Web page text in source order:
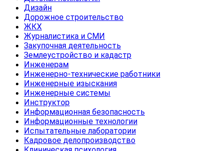
Дизайн
Дорожное строительство
ЖКХ
Журналистика и СМИ
Закупочная деятельность
Землеустройство и кадастр
Инженерам
Инженерно-технические работники
Инженерные изыскания
Инженерные системы
Инструктор
Информационная безопасность
Информационные технологии
Испытательные лаборатории
Кадровое делопроизводство